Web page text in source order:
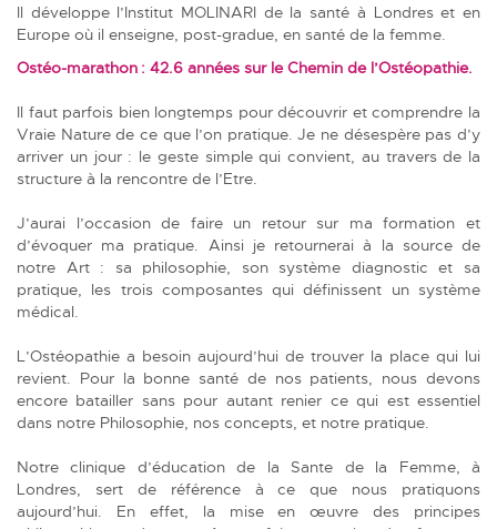
Il développe l’Institut MOLINARI de la santé à Londres et en
Europe où il enseigne, post-gradue, en santé de la femme.
Ostéo-marathon : 42.6 années sur le Chemin de l’Ostéopathie.
Il faut parfois bien longtemps pour découvrir et comprendre la
Vraie Nature de ce que l’on pratique. Je ne désespère pas d’y
arriver un jour : le geste simple qui convient, au travers de la
structure à la rencontre de l’Etre.
J’aurai l’occasion de faire un retour sur ma formation et
d’évoquer ma pratique. Ainsi je retournerai à la source de
notre Art : sa philosophie, son système diagnostic et sa
pratique, les trois composantes qui définissent un système
médical.
L’Ostéopathie a besoin aujourd’hui de trouver la place qui lui
revient. Pour la bonne santé de nos patients, nous devons
encore batailler sans pour autant renier ce qui est essentiel
dans notre Philosophie, nos concepts, et notre pratique.
Notre clinique d’éducation de la Sante de la Femme, à
Londres, sert de référence à ce que nous pratiquons
aujourd’hui. En effet, la mise en œuvre des principes